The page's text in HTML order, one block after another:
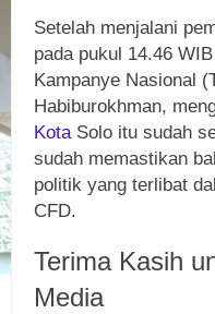
Setelah menjalani
pada pukul 14.46
Kampanye Nasional
Habiburokhman,
KotaSolo itu sudah
sudah memastikan
politik yang terlibat
CFD.
Terima Kasih
Media